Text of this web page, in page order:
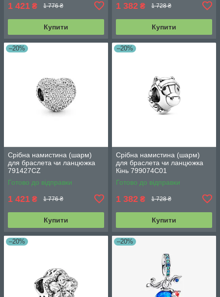
1 421 ₴ 1 776 ₴
Купити
1 382 ₴ 1 728 ₴
Купити
–20%
Срібна намистина (шарм)
для браслета чи ланцюжка
791427CZ
Готово до відправки
1 421 ₴ 1 776 ₴
Купити
–20%
Срібна намистина (шарм)
для браслета чи ланцюжка
Кінь 799074C01
Готово до відправки
1 382 ₴ 1 728 ₴
Купити
–20% –20%